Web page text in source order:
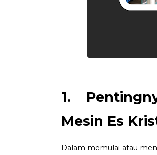
1.
Mesin Es
Dalam memulai atau